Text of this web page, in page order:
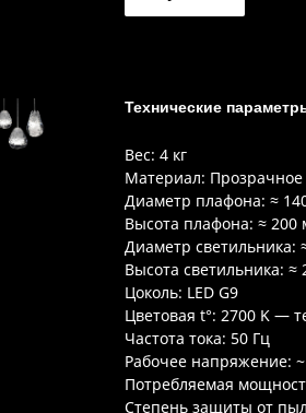
Технические
Вес: 4 кг
Материал: Прозрачное
Диаметр плафона: ≈
Высота плафона: ≈ 200
Диаметр светильника:
Высота светильника: ≈
Цоколь: LED G9
Цветовая t°: 2700 K —
Частота тока: 50 Гц
Рабочее напряжение:
Потребляемая
Степень защиты от